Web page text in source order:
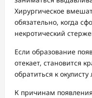
Хирургическое
обязательно, когда
некротический
Если образование
отекает, становится
обратиться к
К причинам